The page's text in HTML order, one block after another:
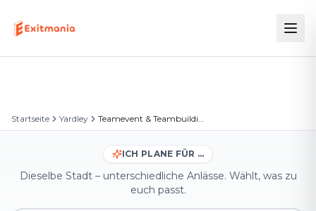
Startseite Yardley Teamevent & Teambuilding in Yardley
ICH PLANE FÜR …
Dieselbe Stadt – unterschiedliche Anlässe. Wählt, was zu
euch passt.